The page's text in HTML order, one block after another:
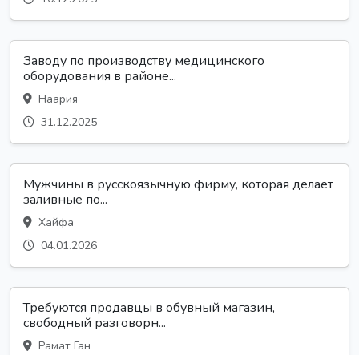
Заводу по производству медицинского
оборудования в районе...
Наария
31.12.2025
Мужчины в русскоязычную фирму, которая делает
заливные по...
Хайфа
04.01.2026
Требуются продавцы в обувный магазин,
свободный разговорн...
Рамат Ган